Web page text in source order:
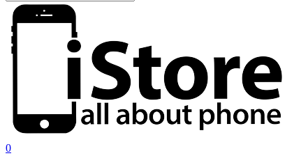
Close
Search
search
account
0